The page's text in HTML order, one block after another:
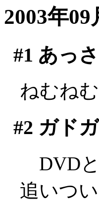
2003年09
#1 あっ
ねむね
#2 ガドガ
DVDと
追いつ